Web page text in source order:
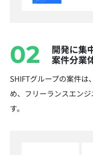
02
開発に集
案件分業
SHIFTグループの案件は
め、フリーランスエン
す。